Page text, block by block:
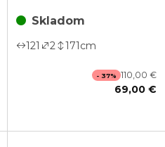
Skladom
121 2 171cm
- 37% 110,00 €
69,00 €